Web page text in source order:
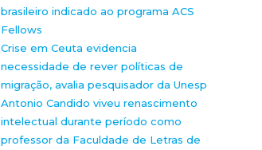
brasileiro indicado ao programa ACS
Fellows
Crise em Ceuta evidencia
necessidade de rever políticas de
migração, avalia pesquisador da Unesp
Antonio Candido viveu renascimento
intelectual durante período como
professor da Faculdade de Letras de